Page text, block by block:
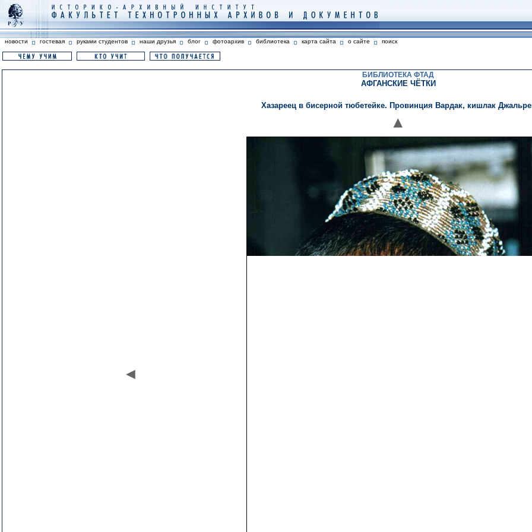
новости гостевая руками студентов наши друзья блог фотоархив библиотека карта сайта о сайте поиск
БИБЛИОТЕКА ФТАД
АФГАНСКИЕ ЧЁТКИ
Хазареец в бисерной тюбетейке. Провинция Вардак, кишлак